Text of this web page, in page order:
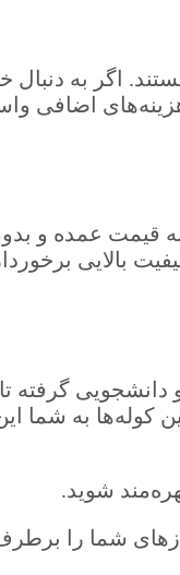
اگر به دنبال
اضافی
به قیمت عمده و
بالایی
دانشجویی
به شما
شوید.
شما را